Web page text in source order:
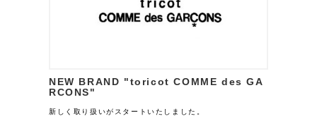
NEW BRAND "toricot COMME des GA
RCONS"
新しく取り扱いがスタートいたしました。